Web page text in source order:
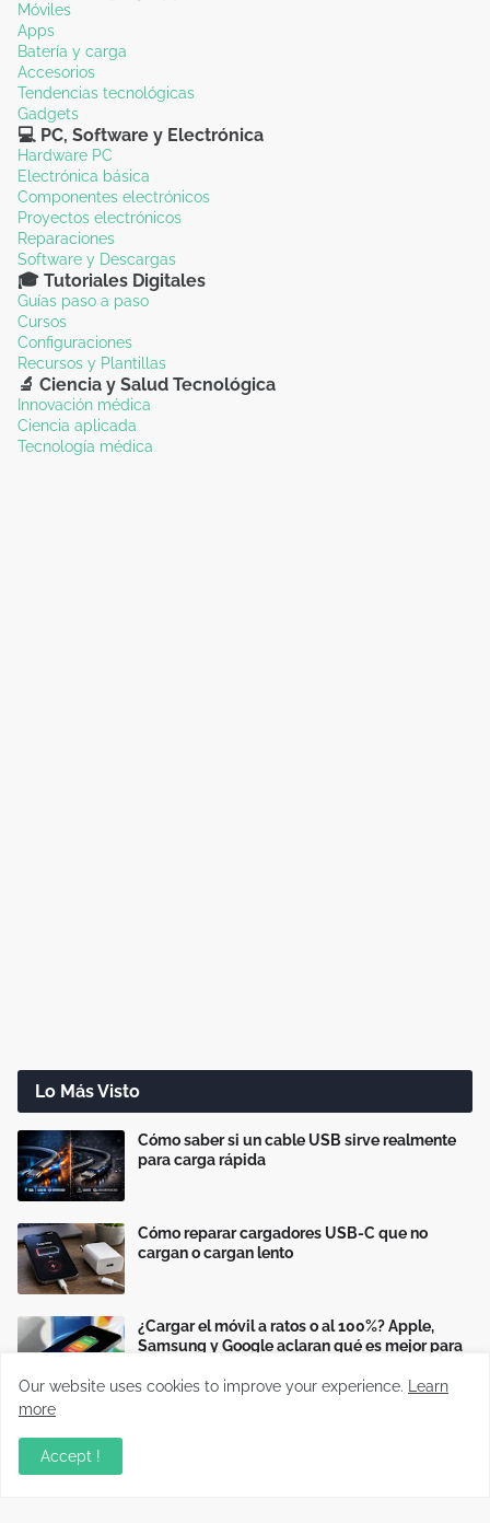
Móviles
Apps
Batería y carga
Accesorios
Tendencias tecnológicas
Gadgets
💻 PC, Software y Electrónica
Hardware PC
Electrónica básica
Componentes electrónicos
Proyectos electrónicos
Reparaciones
Software y Descargas
🎓 Tutoriales Digitales
Guías paso a paso
Cursos
Configuraciones
Recursos y Plantillas
🔬 Ciencia y Salud Tecnológica
Innovación médica
Ciencia aplicada
Tecnología médica
Lo Más Visto
Cómo saber si un cable USB sirve realmente
para carga rápida
Cómo reparar cargadores USB-C que no
cargan o cargan lento
¿Cargar el móvil a ratos o al 100%? Apple,
Samsung y Google aclaran qué es mejor para
Our website uses cookies to improve your experience.
Learn
more
Accept !